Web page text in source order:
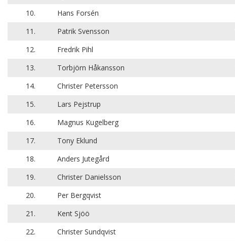
10.
Hans Forsén
11.
Patrik Svensson
12.
Fredrik Pihl
13.
Torbjörn Håkansson
14.
Christer Petersson
15.
Lars Pejstrup
16.
Magnus Kugelberg
17.
Tony Eklund
18.
Anders Jutegård
19.
Christer Danielsson
20.
Per Bergqvist
21.
Kent Sjöö
22.
Christer Sundqvist